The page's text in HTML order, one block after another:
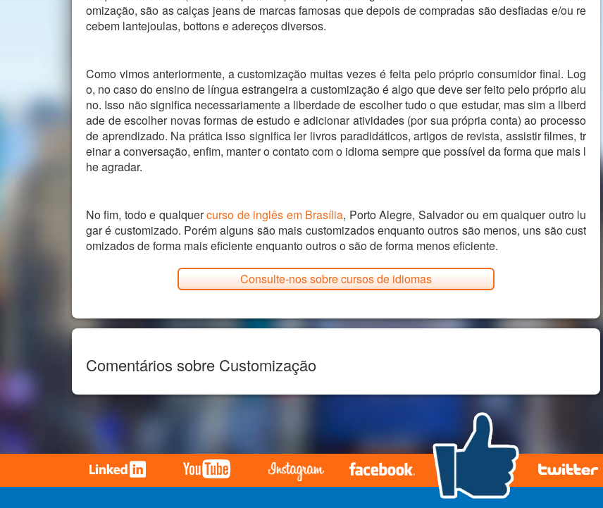
omização, são as calças jeans de marcas famosas que depois de compradas são desfiadas e/ou re
cebem lantejoulas, bottons e adereços diversos.
Como vimos anteriormente, a customização muitas vezes é feita pelo próprio consumidor final. Log
o, no caso do ensino de língua estrangeira a customização é algo que deve ser feito pelo próprio alu
no. Isso não significa necessariamente a liberdade de escolher tudo o que estudar, mas sim a liberd
ade de escolher novas formas de estudo e adicionar atividades (por sua própria conta) ao processo
de aprendizado. Na prática isso significa ler livros paradidáticos, artigos de revista, assistir filmes, tr
einar a conversação, enfim, manter o contato com o idioma sempre que possível da forma que mais l
he agradar.
No fim, todo e qualquercurso de inglês em Brasília, Porto Alegre, Salvador ou em qualquer outro lu
gar é customizado. Porém alguns são mais customizados enquanto outros são menos, uns são cust
omizados de forma mais eficiente enquanto outros o são de forma menos eficiente.
Consulte-nos sobre cursos de idiomas
Comentários sobre Customização